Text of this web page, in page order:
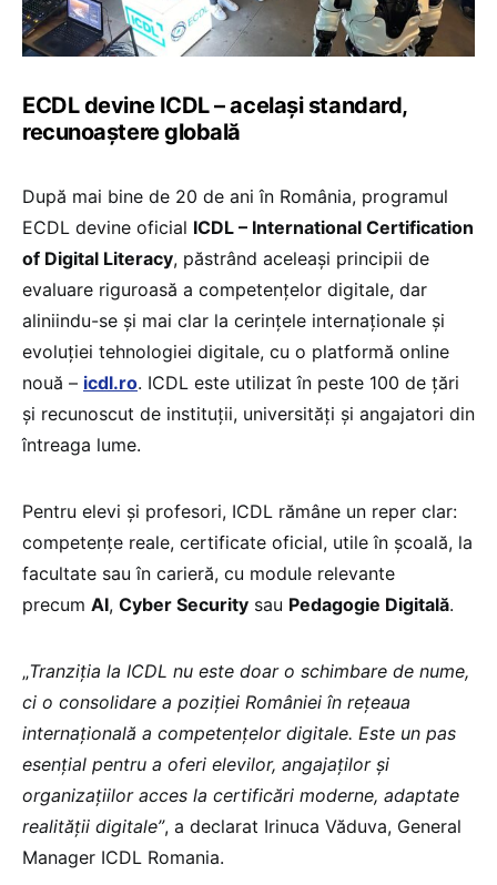
ECDL devine ICDL – același standard,
recunoaștere globală
După mai bine de 20 de ani în România, programul
ECDL devine oficial ICDL – International Certification
of Digital Literacy, păstrând aceleași principii de
evaluare riguroasă a competențelor digitale, dar
aliniindu-se și mai clar la cerințele internaționale și
evoluției tehnologiei digitale, cu o platformă online
nouă – icdl.ro. ICDL este utilizat în peste 100 de țări
și recunoscut de instituții, universități și angajatori din
întreaga lume.
Pentru elevi și profesori, ICDL rămâne un reper clar:
competențe reale, certificate oficial, utile în școală, la
facultate sau în carieră, cu module relevante
precum AI, Cyber Security sau Pedagogie Digitală.
„Tranziția la ICDL nu este doar o schimbare de nume,
ci o consolidare a poziției României în rețeaua
internațională a competențelor digitale. Este un pas
esențial pentru a oferi elevilor, angajaților și
organizațiilor acces la certificări moderne, adaptate
realității digitale”, a declarat Irinuca Văduva, General
Manager ICDL Romania.